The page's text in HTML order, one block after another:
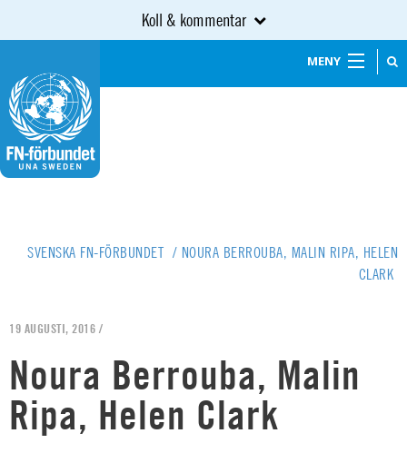
Koll & kommentar
MENY
SVENSKA FN-FÖRBUNDET / NOURA BERROUBA, MALIN RIPA, HELEN
CLARK
19 AUGUSTI, 2016 /
Noura Berrouba, Malin
Ripa, Helen Clark